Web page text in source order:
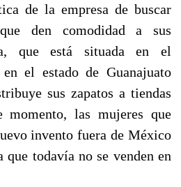
de la empresa de buscar
den comodidad a sus
que está situada en el
el estado de Guanajuato
sus zapatos a tiendas
las mujeres que
invento fuera de México
que todavía no se venden en